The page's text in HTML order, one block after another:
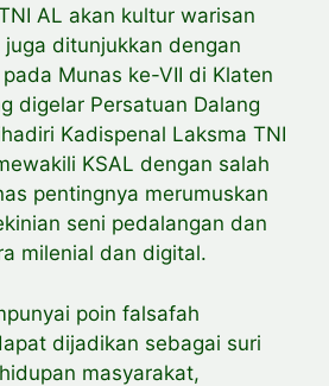
AL akan kultur warisan
ditunjukkan dengan
Munas ke-VII di Klaten
digelar Persatuan Dalang
Kadispenal Laksma TNI
KSAL dengan salah
pentingnya merumuskan
seni pedalangan dan
milenial dan digital.
poin falsafah
dijadikan sebagai suri
masyarakat,